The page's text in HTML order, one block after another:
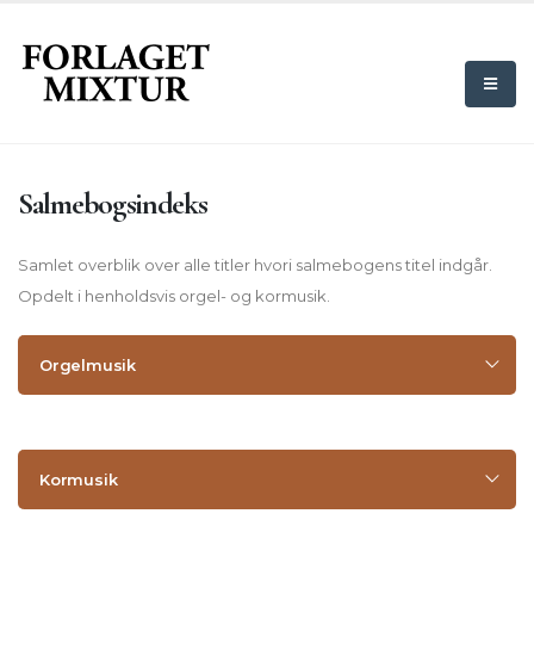
Salmebogsindeks
Samlet overblik over alle titler hvori salmebogens titel indgår.
Opdelt i henholdsvis orgel- og kormusik.
Orgelmusik
Kormusik